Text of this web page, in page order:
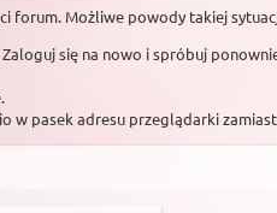
forum. Możliwe powody takiej
się na nowo i spróbuj
w pasek adresu przeglądarki